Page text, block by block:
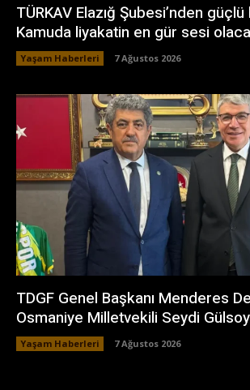
TÜRKAV Elazığ Şubesi’nden güçlü
Kamuda liyakatin en gür sesi
Yaşam Haberleri 7 Ağustos 2026
TDGF Genel Başkanı Menderes
Osmaniye Milletvekili Seydi
Yaşam Haberleri 7 Ağustos 2026